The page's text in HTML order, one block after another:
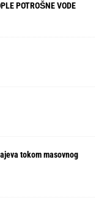
POTROŠNE VODE
tokom masovnog